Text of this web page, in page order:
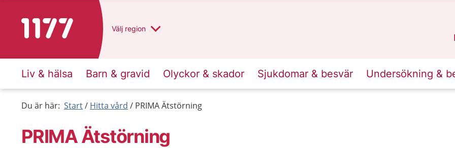
Till startsidan för 1177 Välj region
Liv & hälsa Barn & gravid Olyckor & skador Sjukdomar & besvär Undersökning &
Du är här: Start Hitta vård PRIMA Ätstörning
PRIMA Ätstörning